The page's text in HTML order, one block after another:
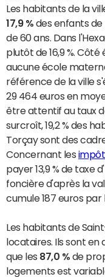
Les habitants de la
17,9 % des enfants de
de 60 ans. Dans
plutôt de 16,9 %.
aucune école
référence de la ville
29 464 euros en
être attentif au taux
surcroît, 19,2 % des
Torçay sont des
Concernant les
payer 13,9 % de taxe
foncière d'après la
cumule 187 euros
Les habitants de
locataires. Ils sont
que les 87,0 % de
logements est